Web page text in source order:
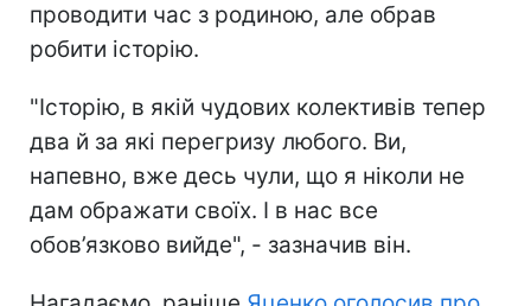
проводити час з родиною, але обрав
робити історію.
"Історію, в якій чудових колективів тепер
два й за які перегризу любого. Ви,
напевно, вже десь чули, що я ніколи не
дам ображати своїх. І в нас все
обов’язково вийде", - зазначив він.